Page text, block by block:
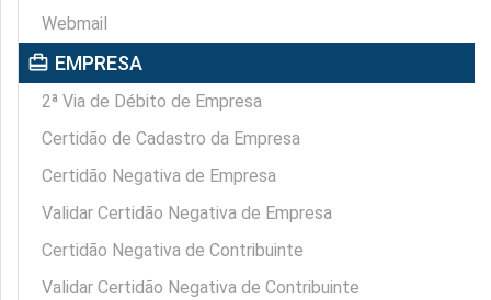
Webmail
card_travel EMPRESA
2ª Via de Débito de Empresa
Certidão de Cadastro da Empresa
Certidão Negativa de Empresa
Validar Certidão Negativa de Empresa
Certidão Negativa de Contribuinte
Validar Certidão Negativa de Contribuinte